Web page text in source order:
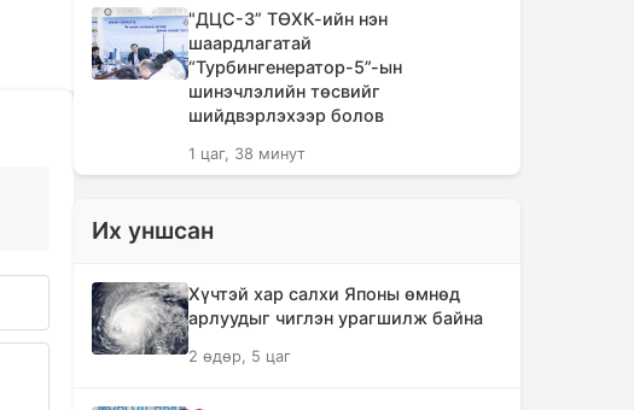
"ДЦС-3” ТӨХК-ийн нэн
шаардлагатай
“Турбингенератор-5”-ын
шинэчлэлийн төсвийг
шийдвэрлэхээр болов
1 цаг, 38 минут
машин 700 мянга гаруйг
1 цаг, 42 минут
Монгол Улсын гадаад валютын
Их уншсан
Хүчтэй хар салхи Японы өмнөд
арлуудыг чиглэн урагшилж байна
2 өдөр, 5 цаг